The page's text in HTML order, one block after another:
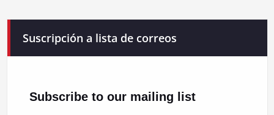
Suscripción a lista de correos
Subscribe to our mailing list